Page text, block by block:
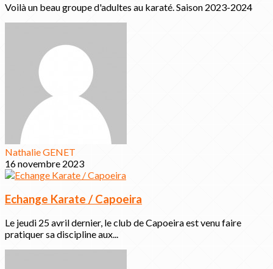
Voilà un beau groupe d'adultes au karaté. Saison 2023-2024
Nathalie GENET
16 novembre 2023
Echange Karate / Capoeira
Le jeudi 25 avril dernier, le club de Capoeira est venu faire
pratiquer sa discipline aux...